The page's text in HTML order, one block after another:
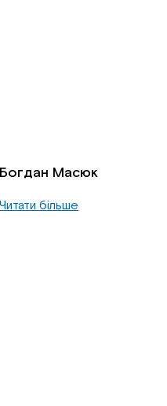
Богдан Масюк
Читати більше